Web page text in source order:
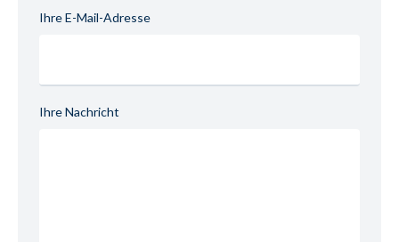
Ihre E-Mail-Adresse
Ihre Nachricht